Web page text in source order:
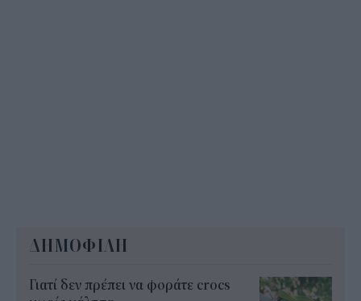
ΔΗΜΟΦΙΛΗ
Γιατί δεν πρέπει να φοράτε crocs